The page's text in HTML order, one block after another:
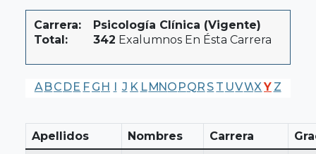
Carrera:
Psicología Clínica (Vigente)
Total:
342 Exalumnos En Ésta Carrera
A BC DE F G H I J K LMNO PQR S T UVWX Y Z
Apellidos Nombres Carrera